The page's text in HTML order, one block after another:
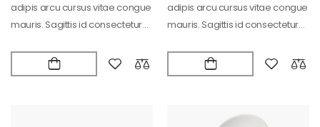
adipis arcu cursus vitae congue
mauris. Sagittis id consectetur
adipis arcu cursus vitae congue
mauris. Sagittis id consectetur